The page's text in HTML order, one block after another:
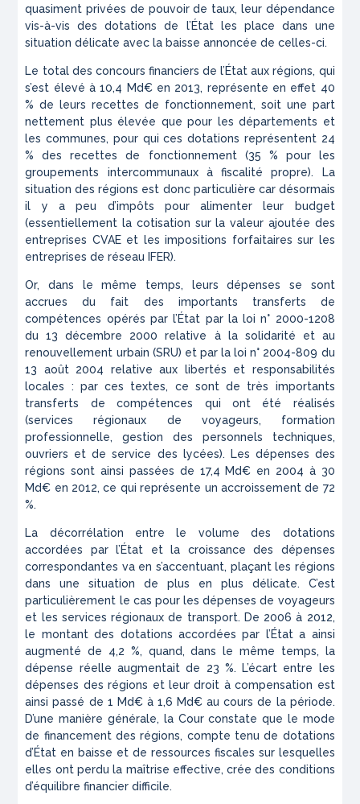
quasiment privées de pouvoir de taux, leur dépendance
vis-à-vis des dotations de l’État les place dans une
situation délicate avec la baisse annoncée de celles-ci.
Le total des concours financiers de l’État aux régions, qui
s’est élevé à 10,4 Md€ en 2013, représente en effet 40
% de leurs recettes de fonctionnement, soit une part
nettement plus élevée que pour les départements et
les communes, pour qui ces dotations représentent 24
% des recettes de fonctionnement (35 % pour les
groupements intercommunaux à fiscalité propre). La
situation des régions est donc particulière car désormais
il y a peu d’impôts pour alimenter leur budget
(essentiellement la cotisation sur la valeur ajoutée des
entreprises CVAE et les impositions forfaitaires sur les
entreprises de réseau IFER).
Or, dans le même temps, leurs dépenses se sont
accrues du fait des importants transferts de
compétences opérés par l’État par la loi n° 2000-1208
du 13 décembre 2000 relative à la solidarité et au
renouvellement urbain (SRU) et par la loi n° 2004-809 du
13 août 2004 relative aux libertés et responsabilités
locales : par ces textes, ce sont de très importants
transferts de compétences qui ont été réalisés
(services régionaux de voyageurs, formation
professionnelle, gestion des personnels techniques,
ouvriers et de service des lycées). Les dépenses des
régions sont ainsi passées de 17,4 Md€ en 2004 à 30
Md€ en 2012, ce qui représente un accroissement de 72
%.
La décorrélation entre le volume des dotations
accordées par l’État et la croissance des dépenses
correspondantes va en s’accentuant, plaçant les régions
dans une situation de plus en plus délicate. C’est
particulièrement le cas pour les dépenses de voyageurs
et les services régionaux de transport. De 2006 à 2012,
le montant des dotations accordées par l’État a ainsi
augmenté de 4,2 %, quand, dans le même temps, la
dépense réelle augmentait de 23 %. L’écart entre les
dépenses des régions et leur droit à compensation est
ainsi passé de 1 Md€ à 1,6 Md€ au cours de la période.
D’une manière générale, la Cour constate que le mode
de financement des régions, compte tenu de dotations
d’État en baisse et de ressources fiscales sur lesquelles
elles ont perdu la maîtrise effective, crée des conditions
d’équilibre financier difficile.